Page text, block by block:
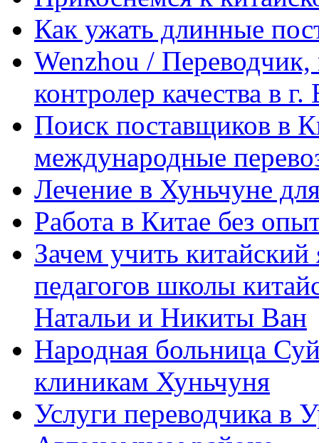
Как ужать длинные
Wenzhou / Переводчик,
контролер качества в
Поиск поставщиков в
международные
Лечение в Хуньчуне
Работа в Китае без
Зачем учить
педагогов школы
Натальи и Никиты Ван
Народная больница
клиникам Хуньчуня
Услуги переводчика в